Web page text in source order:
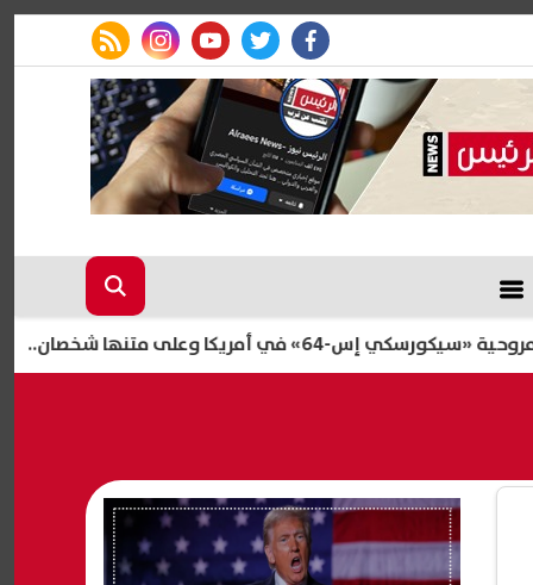
facebook
twitter
youtube
instagram
rss feed
وعلى متنها شخصان.. تفاصيل جديدة